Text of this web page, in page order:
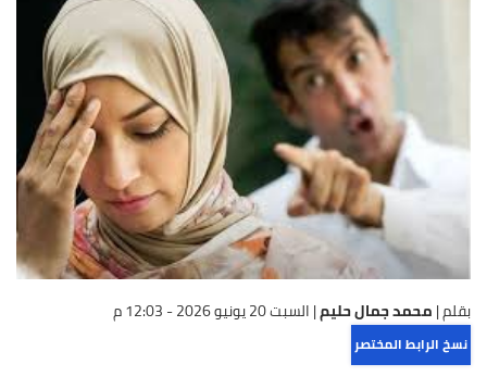
بقلم |محمد جمال حليم|السبت 20 يونيو 2026 - 12:03 م
نسخ الرابط المختصر